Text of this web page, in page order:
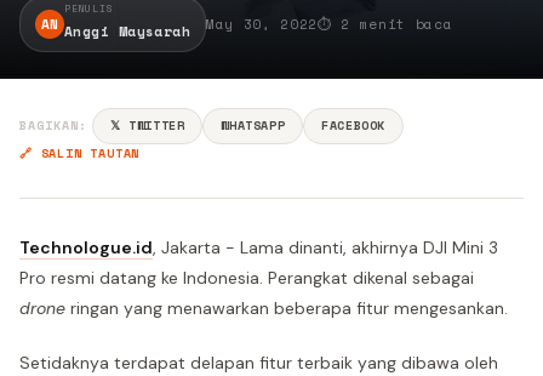
AN
PENULIS
Anggi Maysarah May 30, 2022⏱ 2 menit baca
BAGIKAN: 𝕏 TWITTER WHATSAPP
FACEBOOK
🔗 SALIN TAUTAN
Technologue.id, Jakarta - Lama dinanti, akhirnya DJI Mini 3
Pro resmi datang ke Indonesia. Perangkat dikenal sebagai
drone ringan yang menawarkan beberapa fitur mengesankan.
Setidaknya terdapat delapan fitur terbaik yang dibawa oleh